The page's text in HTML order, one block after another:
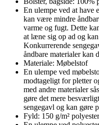
En ulempe ved at have
kan være mindre
varme og fugt. Dette
at læne sig op ad og
Konkurrerende
åndbare materialer
Materiale: Møbelstof
En ulempe ved
modtageligt for pletter
med andre materialer
gøre det mere
sengegavl og kan gøre
Fyld: 150 g/m²